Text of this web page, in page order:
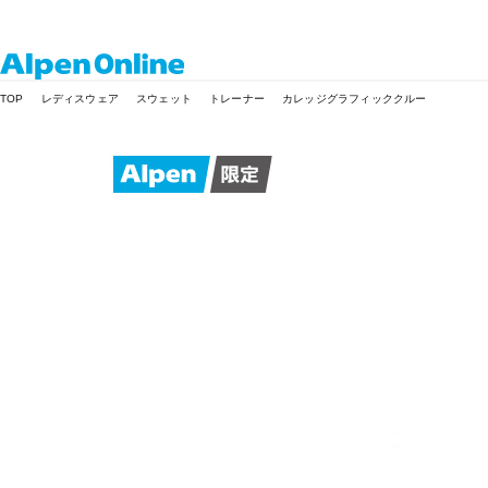
Online
TOP レディスウェア スウェット トレーナー カレッジグラフィッククルー